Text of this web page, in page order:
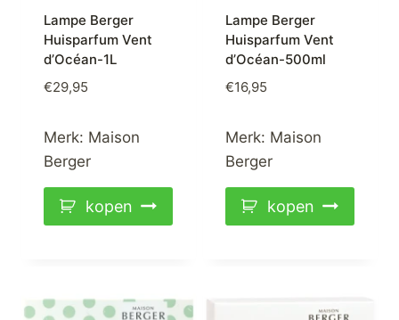
Lampe Berger
Huisparfum Vent
d’Océan-1L
€29,95
Merk: Maison
Berger
kopen
Lampe Berger
Huisparfum Vent
d’Océan-500ml
€16,95
Merk: Maison
Berger
kopen